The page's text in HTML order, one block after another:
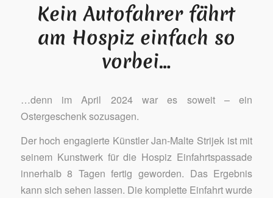
Kein Autofahrer fährt
am Hospiz einfach so
vorbei…
…denn im April 2024 war es soweit – ein
Ostergeschenk sozusagen.
Der hoch engagierte Künstler Jan-Malte Strijek ist mit
seinem Kunstwerk für die Hospiz Einfahrtspassade
innerhalb 8 Tagen fertig geworden. Das Ergebnis
kann sich sehen lassen. Die komplette Einfahrt wurde